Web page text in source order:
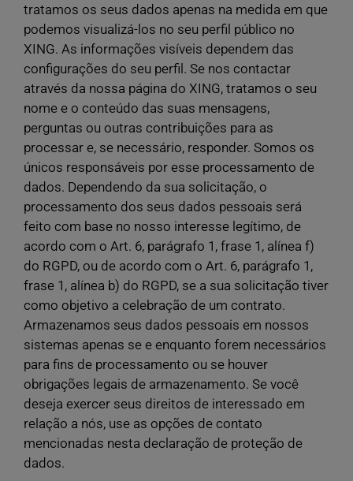
tratamos os seus dados apenas na medida em que
podemos visualizá-los no seu perfil público no
XING. As informações visíveis dependem das
configurações do seu perfil. Se nos contactar
através da nossa página do XING, tratamos o seu
nome e o conteúdo das suas mensagens,
perguntas ou outras contribuições para as
processar e, se necessário, responder. Somos os
únicos responsáveis por esse processamento de
dados. Dependendo da sua solicitação, o
processamento dos seus dados pessoais será
feito com base no nosso interesse legítimo, de
acordo com o Art. 6, parágrafo 1, frase 1, alínea f)
do RGPD, ou de acordo com o Art. 6, parágrafo 1,
frase 1, alínea b) do RGPD, se a sua solicitação tiver
como objetivo a celebração de um contrato.
Armazenamos seus dados pessoais em nossos
sistemas apenas se e enquanto forem necessários
para fins de processamento ou se houver
obrigações legais de armazenamento. Se você
deseja exercer seus direitos de interessado em
relação a nós, use as opções de contato
mencionadas nesta declaração de proteção de
dados.